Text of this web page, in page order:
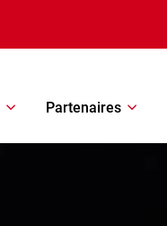
Partenaires